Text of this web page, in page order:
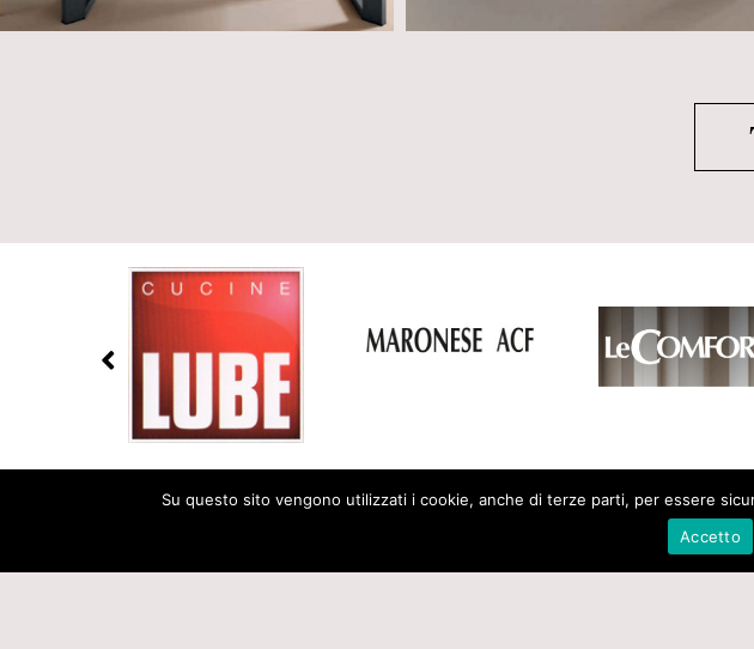
© 2026 Arredamenti Cattina - Via Cavour, 116 - 25016 Ghedi (BS) Italia
Tel. (+39) 030.901235 - Email PEC: amministrazione@pec.arredamenticattina.it - P.I.03426060178
Su questo sito vengono utilizzati i cookie, anche di terze parti, per essere
Accetto